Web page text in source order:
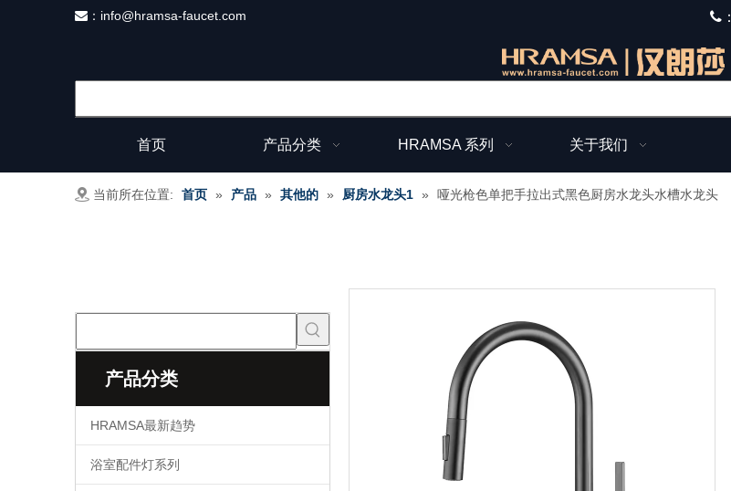
 ： info@hramsa-faucet.com ：
首页 产品分类 HRAMSA 系列 关于我们
当前所在位置: 首页 » 产品 » 其他的 » 厨房水龙头1 » 哑光枪色单把手拉出式黑色厨房水龙头水槽水龙头
产品分类
HRAMSA最新趋势
浴室配件灯系列